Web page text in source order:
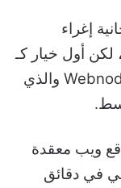
إغراء
أول خيار كـ
أفضل أدوات إنشاء موقع مجاني هو Webnode والذي
ويب معقدة
في دقائق